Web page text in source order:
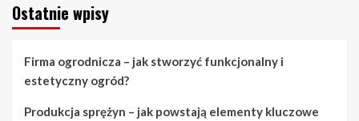
Ostatnie wpisy
Firma ogrodnicza – jak stworzyć funkcjonalny i
estetyczny ogród?
Produkcja sprężyn – jak powstają elementy kluczowe